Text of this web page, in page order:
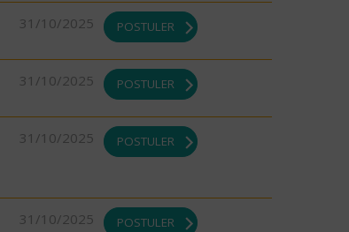
31/10/2025 POSTULER
31/10/2025 POSTULER
31/10/2025 POSTULER
31/10/2025 POSTULER